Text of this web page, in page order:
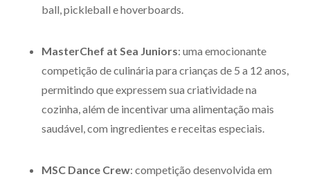
ball, pickleball e hoverboards.
MasterChef at Sea Juniors: uma emocionante
competição de culinária para crianças de 5 a 12 anos,
permitindo que expressem sua criatividade na
cozinha, além de incentivar uma alimentação mais
saudável, com ingredientes e receitas especiais.
MSC Dance Crew: competição desenvolvida em